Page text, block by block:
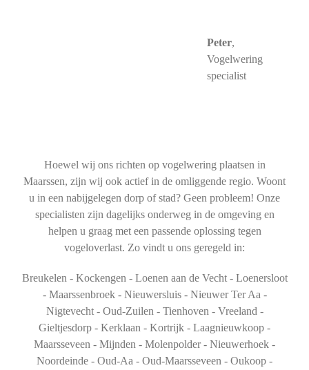
Peter,
Vogelwering
specialist
Hoewel wij ons richten op vogelwering plaatsen in
Maarssen, zijn wij ook actief in de omliggende regio. Woont
u in een nabijgelegen dorp of stad? Geen probleem! Onze
specialisten zijn dagelijks onderweg in de omgeving en
helpen u graag met een passende oplossing tegen
vogeloverlast. Zo vindt u ons geregeld in:
Breukelen - Kockengen - Loenen aan de Vecht - Loenersloot
- Maarssenbroek - Nieuwersluis - Nieuwer Ter Aa -
Nigtevecht - Oud-Zuilen - Tienhoven - Vreeland -
Gieltjesdorp - Kerklaan - Kortrijk - Laagnieuwkoop -
Maarsseveen - Mijnden - Molenpolder - Nieuwerhoek -
Noordeinde - Oud-Aa - Oud-Maarsseveen - Oukoop -